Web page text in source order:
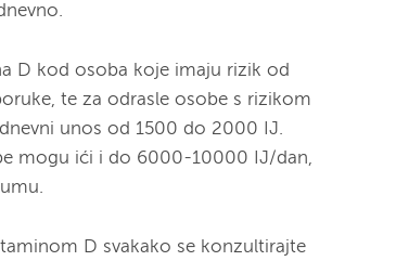
D kod osoba koje imaju rizik od
te za odrasle osobe s rizikom
unos od 1500 do 2000 IJ.
mogu ići i do 6000-10000 IJ/dan,
D svakako se konzultirajte